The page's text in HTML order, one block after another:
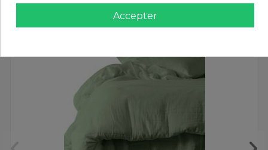
Accepter